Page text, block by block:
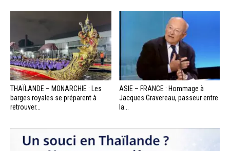
THAÏLANDE – MONARCHIE : Les
barges royales se préparent à
retrouver...
ASIE – FRANCE : Hommage à
Jacques Gravereau, passeur entre
la...